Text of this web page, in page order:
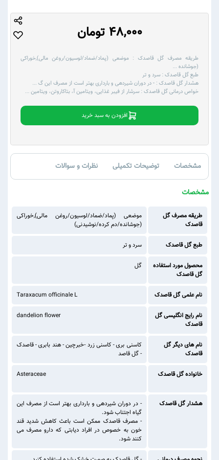
48,000 تومان
طریقه مصرف گل قاصدک : موضعی (پماد/ضماد/لوسیون/روغن مالی),خوراکی
(جوشانده...
طبع گل قاصدک : سرد و تر
هشدار گل قاصدک : - در دوران شیردهی و بارداری بهتر است از مصرف این گ...
خواص درمانی گل قاصدک : سرشار از فیبر غذایی، ویتامین آ، بتاکاروتن، ویتامین...
افزودن به سبد خرید
مشخصات توضیحات تکمیلی نظرات و سوالات
مشخصات
طریقه مصرف گل
قاصدک
موضعی (پماد/ضماد/لوسیون/روغن مالی),خوراکی
(جوشانده/دم کرده/نوشیدنی)
طبع گل قاصدک سرد و تر
محصول مورد استفاده
گل قاصدک
گل
نام علمی گل قاصدک Taraxacum officinale L
نام رایج انگلیسی گل
قاصدک
dandelion flower
نام های دیگر گل
قاصدک
کاسنی بری - کاسنی زرد -خبرچین - هند بابری - قاصدک
- گل قاصد
خانواده گل قاصدک Asteraceae
هشدار گل قاصدک
- در دوران شیردهی و بارداری بهتر است از مصرف این
گیاه اجتناب شود.
- مصرف قاصدک ممکن است باعث کاهش شدید قند
خون به خصوص در افراد دیابتی که دارو مصرف می
کنند شود.